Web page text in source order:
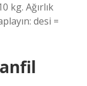
kg. Ağırlık
desi =